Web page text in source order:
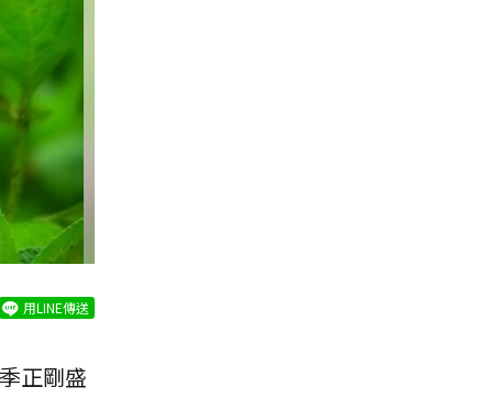
用LINE傳送
季正剛盛